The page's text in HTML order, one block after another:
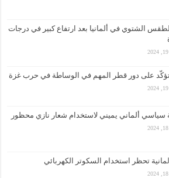
الشتوي في ألمانيا بعد ارتفاع كبير في درجات
تؤكّد على دور قطر المهم في الوساطة في حرب غزة
سياسي ألماني يميني لاستخدام شعار نازي محظور
تحظر استخدام السكوتر الكهربائي